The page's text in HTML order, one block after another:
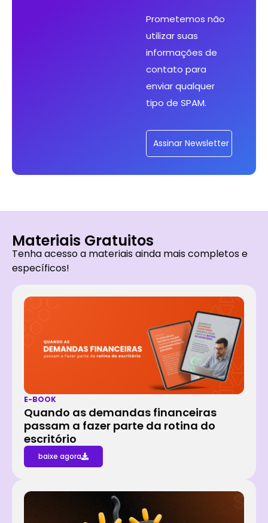
Prometemos não
utilizar suas
informações de
contato para
enviar qualquer
tipo de SPAM.
Assinar Newsletter
Materiais Gratuitos
Tenha acesso a materiais ainda mais completos e
específicos!
E-BOOK
Quando as demandas financeiras
passam a fazer parte da rotina do
escritório
baixe agora